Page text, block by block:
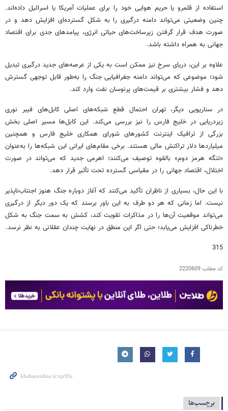
استفاده از قلمرو یا حریم هوایی خود را برای عملیات آمریکا یا اسرائیل داده‌اند.
چنین وضعیتی می‌تواند دامنه درگیری را به شکل گسترده‌ای افزایش دهد و در
صورت هدف قرار گرفتن زیرساخت‌های حیاتی انرژی، پیامدهای جدی برای اقتصاد
جهانی به همراه داشته باشد.
علاوه بر این، دریای سرخ نیز ممکن است به یکی از عرصه‌های جدید درگیری تبدیل
شود؛ موضوعی که می‌تواند دامنه جغرافیایی جنگ را به‌طور قابل توجهی گسترش
دهد و فشار بیشتری بر قیمت‌های پرنوسان نفت وارد کند.
در سناریویی دیگر، تهران احتمال قطع شبکه‌های اصلی کابل‌های فیبر نوری
زیردریایی در خلیج فارس را نیز بررسی می‌کند. این کابل‌ها مسیر اصلی بخش
بزرگی از ترافیک اینترنت کشورهای شورای همکاری خلیج فارس و همچنین
میلیاردها دلار تراکنش مالی هستند. برخی مقام‌های ایرانی این شبکه‌ها را به‌عنوان
«تنگه هرمز دوم» بالقوه توصیف می‌کنند؛ اهرمی جدید که می‌تواند در صورت
اختلال، اقتصاد جهانی را در مقیاسی گسترده تحت تأثیر قرار دهد.
با این حال، بسیاری از ناظران تأکید می‌کنند که آغاز دوباره جنگ هنوز اجتناب‌ناپذیر
نیست. اما زمانی که هر دو طرف به این باور برسند که یک دور دیگر از درگیری
می‌تواند موقعیت آن‌ها را در مذاکرات تقویت کند، کشش به سمت جنگ به شکل
خطرناکی افزایش می‌یابد؛ حتی اگر این منطق در نهایت چندان عقلانی به نظر نرسد.
315
کد مطلب2220609
برچسب‌ها